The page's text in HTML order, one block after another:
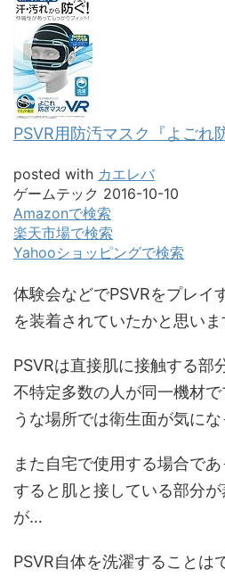
PSVR用防汚マスク『よごれ
posted with カエレバ
ゲームテック 2016-10-10
Amazonで検索
楽天市場で検索
Yahooショッピングで検索
体験会などでPSVRをプレイ
を装着されていたかと思いま
PSVRは直接肌に接触する部
不特定多数の人が同一機材
うな場所では衛生面が気にな
また自宅で使用する場合で
すると肌と接している部分
が…
PSVR自体を洗濯することは